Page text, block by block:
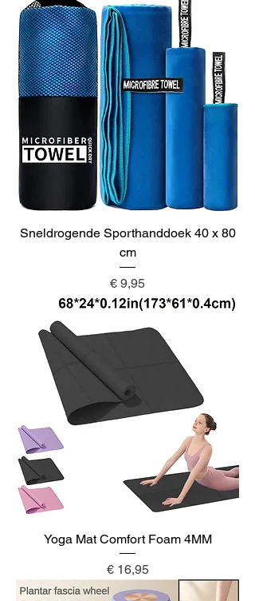
Sneldrogende Sporthanddoek 40 x 80
cm
Prijs
€ 9,95
Yoga Mat Comfort Foam 4MM
Prijs
€ 16,95